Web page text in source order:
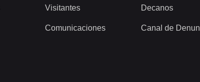
Visitantes
Comunicaciones
Decanos
Canal de